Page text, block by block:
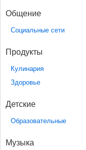
Общение
Социальные сети
Продукты
Кулинария
Здоровье
Детские
Образовательные
Музыка